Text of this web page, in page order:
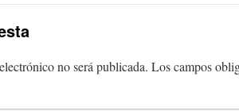
no será publicada. Los campos